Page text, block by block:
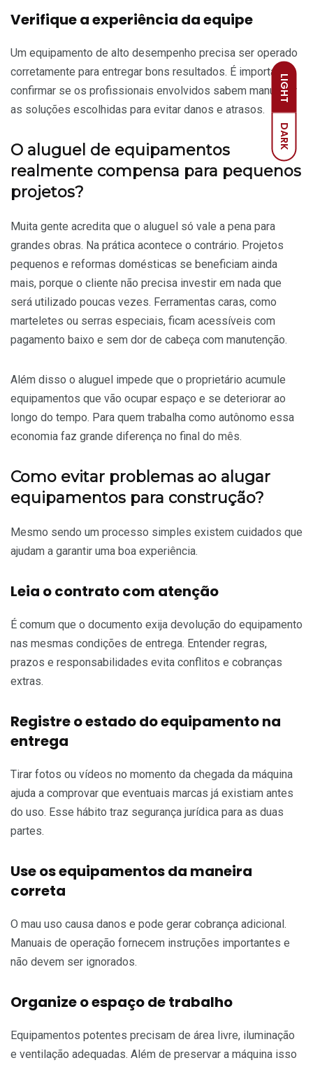
LIGHT
DARK
Verifique a experiência da equipe
Um equipamento de alto desempenho precisa ser operado
corretamente para entregar bons resultados. É importante
confirmar se os profissionais envolvidos sabem manusear
as soluções escolhidas para evitar danos e atrasos.
O aluguel de equipamentos
realmente compensa para pequenos
projetos?
Muita gente acredita que o aluguel só vale a pena para
grandes obras. Na prática acontece o contrário. Projetos
pequenos e reformas domésticas se beneficiam ainda
mais, porque o cliente não precisa investir em nada que
será utilizado poucas vezes. Ferramentas caras, como
marteletes ou serras especiais, ficam acessíveis com
pagamento baixo e sem dor de cabeça com manutenção.
Além disso o aluguel impede que o proprietário acumule
equipamentos que vão ocupar espaço e se deteriorar ao
longo do tempo. Para quem trabalha como autônomo essa
economia faz grande diferença no final do mês.
Como evitar problemas ao alugar
equipamentos para construção?
Mesmo sendo um processo simples existem cuidados que
ajudam a garantir uma boa experiência.
Leia o contrato com atenção
É comum que o documento exija devolução do equipamento
nas mesmas condições de entrega. Entender regras,
prazos e responsabilidades evita conflitos e cobranças
extras.
Registre o estado do equipamento na
entrega
Tirar fotos ou vídeos no momento da chegada da máquina
ajuda a comprovar que eventuais marcas já existiam antes
do uso. Esse hábito traz segurança jurídica para as duas
partes.
Use os equipamentos da maneira
correta
O mau uso causa danos e pode gerar cobrança adicional.
Manuais de operação fornecem instruções importantes e
não devem ser ignorados.
Organize o espaço de trabalho
Equipamentos potentes precisam de área livre, iluminação
e ventilação adequadas. Além de preservar a máquina isso